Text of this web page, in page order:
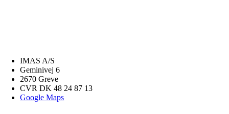
IMAS A/S
Geminivej 6
2670 Greve
CVR DK 48 24 87 13
Google Maps